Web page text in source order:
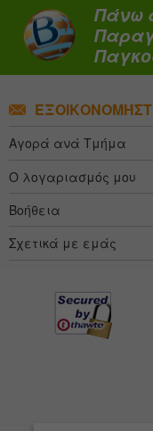
Πάνω
Αγορά ανά Τμήμα
Ο λογαριασμός μου
Βοήθεια
Σχετικά με εμάς